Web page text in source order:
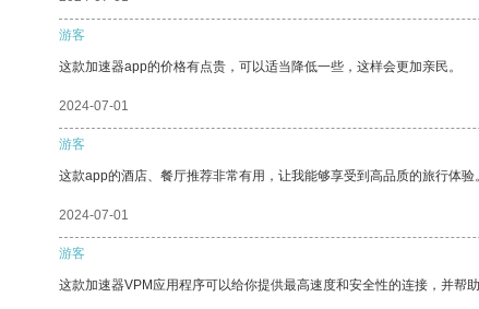
游客
这款加速器app的价格有点贵，可以适当降低一些，这样会更加亲民。
2024-07-01
游客
这款app的酒店、餐厅推荐非常有用，让我能够享受到高品质的旅行体验。
2024-07-01
游客
这款加速器VPM应用程序可以给你提供最高速度和安全性的连接，并帮